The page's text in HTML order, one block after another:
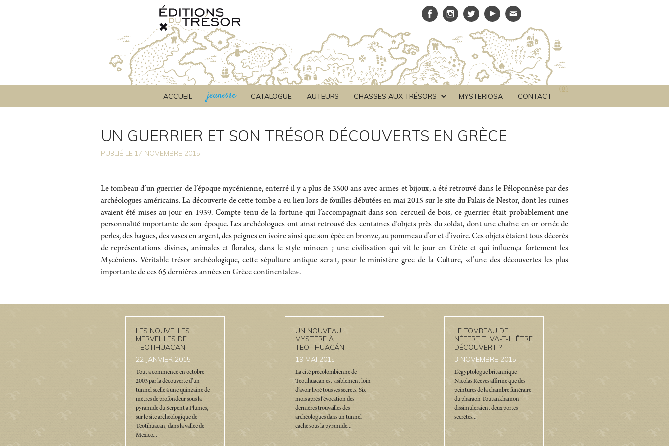
( 0 )
CONTACT
MYSTERIOSA
CHASSES AUX TRÉSORS
AUTEURS
CATALOGUE
jeunesse
ACCUEIL
UN GUERRIER ET SON TRÉSOR DÉCOUVERTS EN GRÈCE
PUBLIÉ LE 17 NOVEMBRE 2015
Le tombeau d’un guerrier de l’époque mycénienne, enterré il y a plus de 3500 ans avec armes et bijoux, a été retrouvé dans le Péloponnèse par des
archéologues américains. La découverte de cette tombe a eu lieu lors de fouilles débutées en mai 2015 sur le site du Palais de Nestor, dont les ruines
avaient été mises au jour en 1939. Compte tenu de la fortune qui l’accompagnait dans son cercueil de bois, ce guerrier était probablement une
personnalité importante de son époque. Les archéologues ont ainsi retrouvé des centaines d’objets près du soldat, dont une chaîne en or ornée de
perles, des bagues, des vases en argent, des peignes en ivoire ainsi que son épée en bronze, au pommeau d’or et d’ivoire. Ces objets étaient tous décorés
de représentations divines, animales et florales, dans le style minoen ; une civilisation qui vit le jour en Crète et qui influença fortement les
Mycéniens. Véritable trésor archéologique, cette sépulture antique serait, pour le ministère grec de la Culture, «l’une des découvertes les plus
importante de ces 65 dernières années en Grèce continentale».
LES NOUVELLES
MERVEILLES DE
TEOTIHUACAN
22 JANVIER 2015
Tout a commencé en octobre
2003 par la découverte d’un
tunnel scellé à une quinzaine de
mètres de profondeur sous la
pyramide du Serpent à Plumes,
sur le site archéologique de
Teotihuacan, dans la vallée de
Mexico...
UN NOUVEAU
MYSTÈRE À
TEOTIHUACÁN
19 MAI 2015
La cité précolombienne de
Teotihuacán est visiblement loin
d’avoir livré tous ses secrets. Six
mois après l’évocation des
dernières trouvailles des
archéologues dans un tunnel
caché sous la pyramide...
LE TOMBEAU DE
NÉFERTITI VA-T-IL ÊTRE
DÉCOUVERT ?
3 NOVEMBRE 2015
L’égyptologue britannique
Nicolas Reeves affirme que des
peintures de la chambre funéraire
du pharaon Toutankhamon
dissimuleraient deux portes
secrètes...